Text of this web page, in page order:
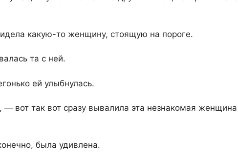
какую-то женщину, стоящую на пороге.
та с ней.
ей улыбнулась.
вот так вот сразу вывалила эта незнакомая женщина
была удивлена.